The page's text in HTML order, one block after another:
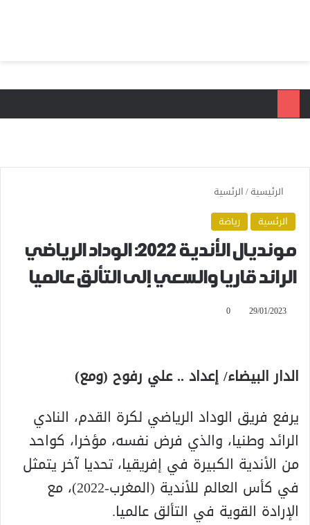
الرئيسية/الرئسية
الرئسية
رياضة
مونديال الأندية 2022: الوداد الرياضي
الرائد قاريا والسعي إلى التألق عالميا
29/01/2023
0
الدار البيضاء/ إعداد .. علي رفوح (ومع)
يرفع فريق الوداد الرياضي لكرة القدم، النادي
الرائد وطنيا، والذي فرض نفسه، مؤخرا، كواحد
من الأندية الكبيرة في إفريقيا، تحديا آخر يتمثل
في كأس العالم للأندية (المغرب-2022)، مع
الإرادة القوية في التألق عالميا.